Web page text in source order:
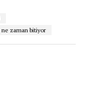
zaman bitiyor